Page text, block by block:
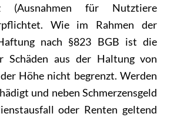
(Ausnahmen für Nutztiere
Wie im Rahmen der
nach §823 BGB ist die
Schäden aus der Haltung von
Höhe nicht begrenzt. Werden
und neben Schmerzensgeld
oder Renten geltend